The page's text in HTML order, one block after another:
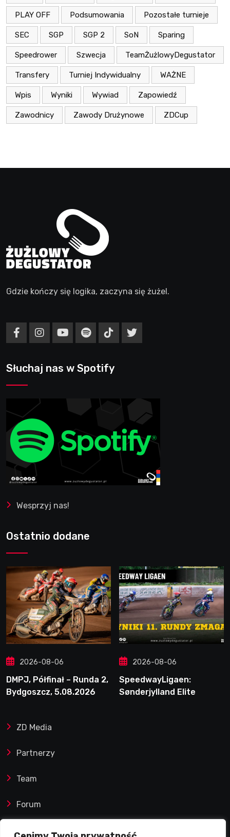
PLAY OFF Podsumowania Pozostałe turnieje
SEC SGP SGP 2 SoN Sparing
Speedrower Szwecja TeamŻużlowyDegustator
Transfery Turniej Indywidualny WAŻNE
Wpis Wyniki Wywiad Zapowiedź
Zawodnicy Zawody Drużynowe ZDCup
Gdzie kończy się logika, zaczyna się żużel.
Słuchaj nas w Spotify
Wesprzyj nas!
Ostatnio dodane
2026-08-06
DMPJ, Półfinał – Runda 2,
Bydgoszcz, 5.08.2026
2026-08-06
SpeedwayLigaen:
Sønderjylland Elite
ZD Media
Partnerzy
Team
Forum
Reklamy i współprace